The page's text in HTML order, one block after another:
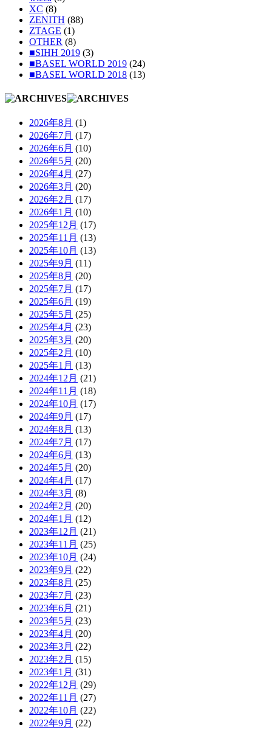
XC (8)
ZENITH (88)
ZTAGE (1)
OTHER (8)
■SIHH 2019 (3)
■BASEL WORLD 2019 (24)
■BASEL WORLD 2018 (13)
2026年8月 (1)
2026年7月 (17)
2026年6月 (10)
2026年5月 (20)
2026年4月 (27)
2026年3月 (20)
2026年2月 (17)
2026年1月 (10)
2025年12月 (17)
2025年11月 (13)
2025年10月 (13)
2025年9月 (11)
2025年8月 (20)
2025年7月 (17)
2025年6月 (19)
2025年5月 (25)
2025年4月 (23)
2025年3月 (20)
2025年2月 (10)
2025年1月 (13)
2024年12月 (21)
2024年11月 (18)
2024年10月 (17)
2024年9月 (17)
2024年8月 (13)
2024年7月 (17)
2024年6月 (13)
2024年5月 (20)
2024年4月 (17)
2024年3月 (8)
2024年2月 (20)
2024年1月 (12)
2023年12月 (21)
2023年11月 (25)
2023年10月 (24)
2023年9月 (22)
2023年8月 (25)
2023年7月 (23)
2023年6月 (21)
2023年5月 (23)
2023年4月 (20)
2023年3月 (22)
2023年2月 (15)
2023年1月 (31)
2022年12月 (29)
2022年11月 (27)
2022年10月 (22)
2022年9月 (22)